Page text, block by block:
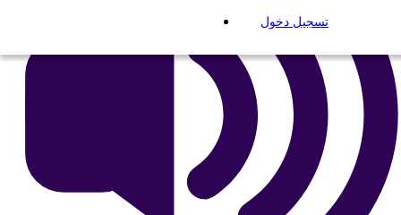
تسجيل دخول